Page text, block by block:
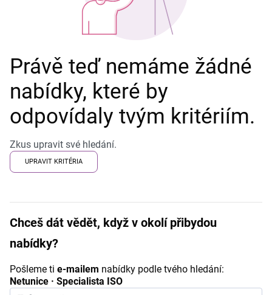
Právě teď nemáme žádné
nabídky, které by
odpovídaly tvým kritériím.
Zkus upravit své hledání.
UPRAVIT KRITÉRIA
Chceš dát vědět, když v okolí přibydou
nabídky?
Pošleme ti e-mailem nabídky podle tvého hledání:
Netunice · Specialista ISO